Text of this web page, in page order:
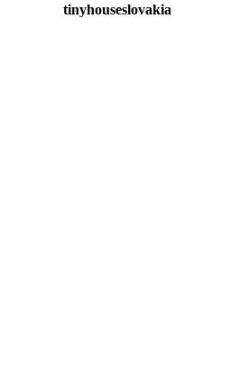
tinyhouseslovakia